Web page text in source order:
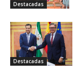
Destacadas
Destacadas